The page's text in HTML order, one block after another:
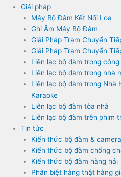
Giải pháp
Máy Bộ Đàm Kết Nối Loa
Ghi Âm Máy Bộ Đàm
Giải Pháp Trạm Chuyển
Giải Pháp Trạm Chuyển
Liên lạc bộ đàm trong
Liên lạc bộ đàm trong nhà
Liên lạc bộ đàm trong Nhà
Karaoke
Liên lạc bộ đàm tòa nhà
Liên lạc bộ đàm trên phim
Tin tức
Kiến thức bộ đàm & camera
Kiến thức bộ đàm chống
Kiến thức bộ đàm hàng hải
Phân biệt hàng thật hàng